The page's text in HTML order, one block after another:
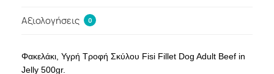
Αξιολογήσεις 0
Φακελάκι, Υγρή Τροφή Σκύλου Fisi Fillet Dog Adult Beef in
Jelly 500gr.